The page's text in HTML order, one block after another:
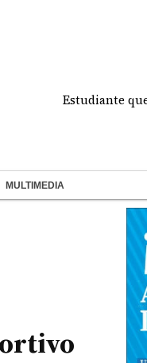
Estudiante que
MULTIMEDIA